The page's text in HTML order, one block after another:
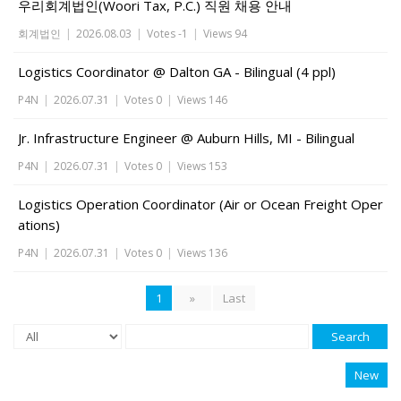
우리회계법인(Woori Tax, P.C.) 직원 채용 안내
회계법인 | 2026.08.03 | Votes -1 | Views 94
Logistics Coordinator @ Dalton GA - Bilingual (4 ppl)
P4N | 2026.07.31 | Votes 0 | Views 146
Jr. Infrastructure Engineer @ Auburn Hills, MI - Bilingual
P4N | 2026.07.31 | Votes 0 | Views 153
Logistics Operation Coordinator (Air or Ocean Freight Oper
ations)
P4N | 2026.07.31 | Votes 0 | Views 136
1 » Last
Search
New